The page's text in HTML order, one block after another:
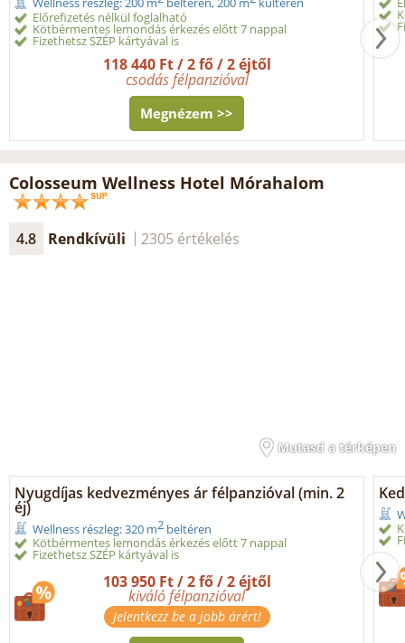
Wellness részleg: 200 m beltéren, 200 m
kültéren
Előrefizetés nélkül foglalható
Kötbérmentes lemondás érkezés előtt 7 nappal
Fizethetsz SZÉP kártyával is
118 440 Ft / 2 fő / 2 éjtől
csodás félpanzióval
Megnézem >>
Colosseum Wellness Hotel Mórahalom
4.8 Rendkívüli 2305 értékelés
Mutasd a térképen
Nyugdíjas kedvezményes ár félpanzióval (min. 2
éj)
Wellness részleg: 320 m2 beltéren
Kötbérmentes lemondás érkezés előtt 7 nappal
Fizethetsz SZÉP kártyával is
103 950 Ft / 2 fő / 2 éjtől
kiváló félpanzióval
Jelentkezz be a jobb árért!